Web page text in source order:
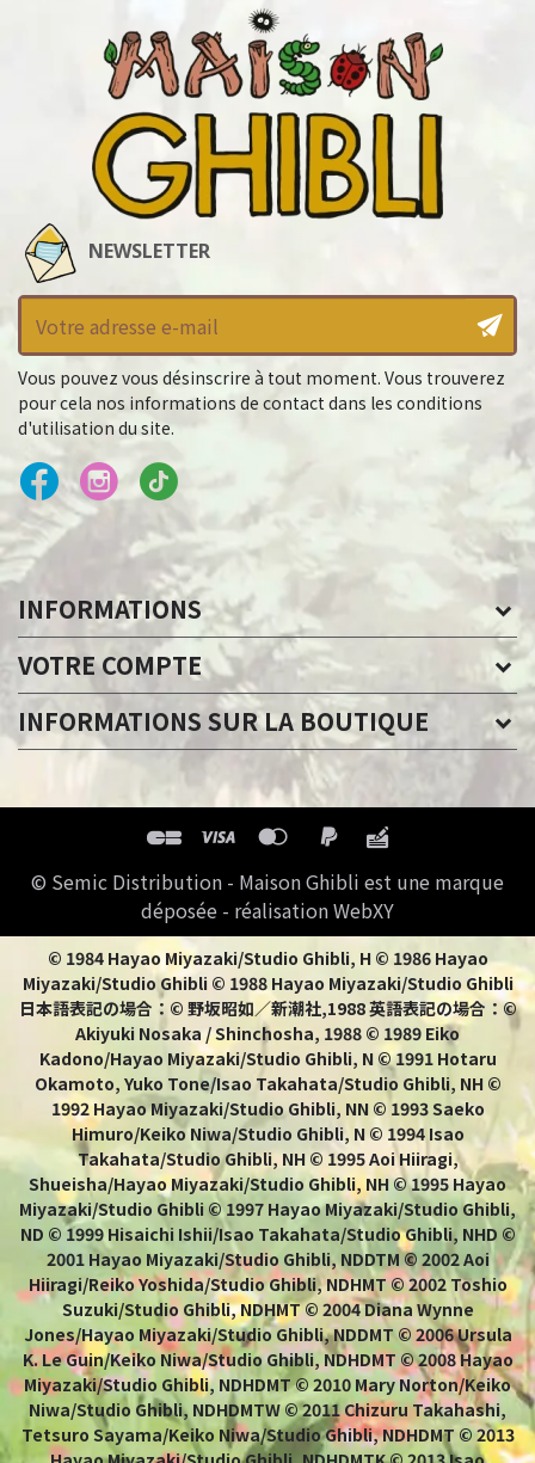
NEWSLETTER
Vous pouvez vous désinscrire à tout moment. Vous trouverez
pour cela nos informations de contact dans les conditions
d'utilisation du site.
INFORMATIONS
VOTRE COMPTE
INFORMATIONS SUR LA BOUTIQUE
© Semic Distribution - Maison Ghibli est une marque
déposée - réalisation WebXY
© 1984 Hayao Miyazaki/Studio Ghibli, H © 1986 Hayao
Miyazaki/Studio Ghibli © 1988 Hayao Miyazaki/Studio Ghibli
日本語表記の場合：© 野坂昭如／新潮社,1988 英語表記の場合：©
Akiyuki Nosaka / Shinchosha, 1988 © 1989 Eiko
Kadono/Hayao Miyazaki/Studio Ghibli, N © 1991 Hotaru
Okamoto, Yuko Tone/Isao Takahata/Studio Ghibli, NH ©
1992 Hayao Miyazaki/Studio Ghibli, NN © 1993 Saeko
Himuro/Keiko Niwa/Studio Ghibli, N © 1994 Isao
Takahata/Studio Ghibli, NH © 1995 Aoi Hiiragi,
Shueisha/Hayao Miyazaki/Studio Ghibli, NH © 1995 Hayao
Miyazaki/Studio Ghibli © 1997 Hayao Miyazaki/Studio Ghibli,
ND © 1999 Hisaichi Ishii/Isao Takahata/Studio Ghibli, NHD ©
2001 Hayao Miyazaki/Studio Ghibli, NDDTM © 2002 Aoi
Hiiragi/Reiko Yoshida/Studio Ghibli, NDHMT © 2002 Toshio
Suzuki/Studio Ghibli, NDHMT © 2004 Diana Wynne
Jones/Hayao Miyazaki/Studio Ghibli, NDDMT © 2006 Ursula
K. Le Guin/Keiko Niwa/Studio Ghibli, NDHDMT © 2008 Hayao
Miyazaki/Studio Ghibli, NDHDMT © 2010 Mary Norton/Keiko
Niwa/Studio Ghibli, NDHDMTW © 2011 Chizuru Takahashi,
Tetsuro Sayama/Keiko Niwa/Studio Ghibli, NDHDMT © 2013